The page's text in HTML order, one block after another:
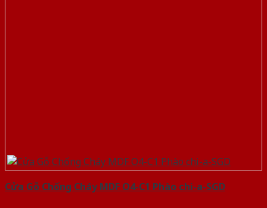
Cửa Gỗ Chống Cháy MDF O4-C1 Phào chi-a-SGD